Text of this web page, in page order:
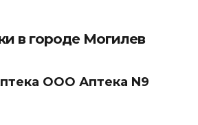
в городе Могилев
ООО Аптека N9